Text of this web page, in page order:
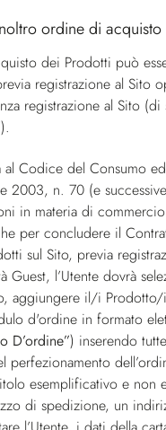
ordine di acquisto
dei Prodotti può
registrazione al Sito
registrazione al Sito (di
).
al Codice del Consumo
2003, n. 70 (e
in materia di
per concludere il
sul Sito, previa
Guest, l’Utente dovrà
aggiungere il/i
d'ordine in formato
D’ordine”) inserendo
perfezionamento
esemplificativo e non
di spedizione, un